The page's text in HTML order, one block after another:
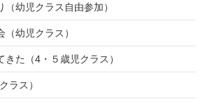
幼児クラス自由参加）
（幼児クラス）
た（4・５歳児クラス）
ラス）